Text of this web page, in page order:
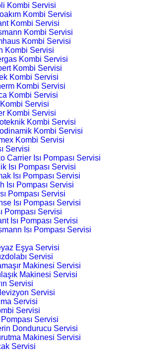
Kombi Servisi
Kombi Servisi
Kombi Servisi
Kombi Servisi
Kombi Servisi
Kombi Servisi
Kombi Servisi
Kombi Servisi
Kombi Servisi
Kombi Servisi
Kombi Servisi
Servisi
Kombi Servisi
Kombi Servisi
Kombi Servisi
Kombi Servisi
Servisi
Carrier Isı Pompası Servisi
Isı Pompası Servisi
Isı Pompası Servisi
Isı Pompası Servisi
Pompası Servisi
Isı Pompası Servisi
Pompası Servisi
Isı Pompası Servisi
Isı Pompası Servisi
Eşya Servisi
Servisi
Makinesi Servisi
Makinesi Servisi
Servisi
Servisi
Servisi
Servisi
Servisi
Dondurucu Servisi
Makinesi Servisi
Servisi